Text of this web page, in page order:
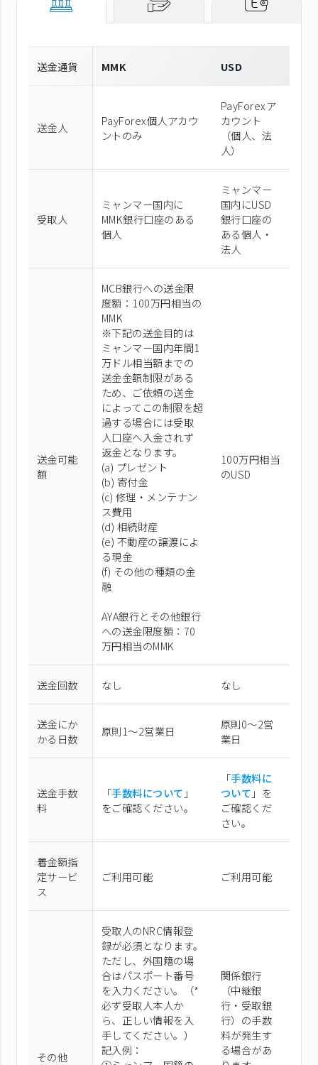
送金通貨 MMK USD
送金人
PayForex個⼈アカウ
ントのみ
PayForexア
カウント
（個⼈、法
⼈）
受取人
ミャンマー国内に
MMK銀行口座のある
個人
ミャンマー
国内にUSD
銀行口座の
ある個人・
法人
送金可能
額
MCB銀行への送金限
度額：100万円相当の
MMK
※下記の送金目的は
ミャンマー国内年間1
万ドル相当額までの
送金金額制限がある
ため、ご依頼の送金
によってこの制限を超
過する場合には受取
人口座へ入金されず
返金となります。
(a) プレゼント
(b) 寄付金
(c) 修理・メンテナン
ス費用
(d) 相続財産
(e) 不動産の譲渡によ
る現金
(f) その他の種類の金
融
AYA銀行とその他銀行
への送金限度額：70
万円相当のMMK
100万円相当
のUSD
送金回数 なし なし
送金にか
かる日数
原則1〜2営業日
原則0〜2営
業日
送金手数
料
「手数料について 」
をご確認ください。
「手数料に
ついて 」を
ご確認くだ
さい。
着金額指
定サービ
ス
ご利用可能 ご利用可能
その他
受取人のNRC情報登
録が必須となります。
ただし、外国籍の場
合はパスポート番号
を入力ください。（*
必ず受取人本人か
ら、正しい情報を入
手してください。）
記入例：
関係銀行
（中継銀
行・受取銀
行）の手数
料が発生す
る場合があ